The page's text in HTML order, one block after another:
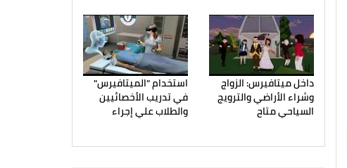
داخل ميتافيرس: الزواج
وشراء الأراضي والترويج
السياحي متاح
استخدام "الميتافيرس"
في تدريب الأخصائيين
والطلاب علي إجراء